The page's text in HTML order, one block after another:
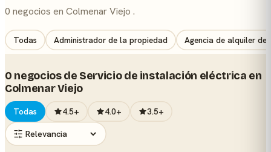
0 negocios en Colmenar Viejo .
Todas Administrador de la propiedad Agencia de alquiler de
0 negocios de Servicio de instalación eléctrica en
Colmenar Viejo
Todas 4.5+ 4.0+ 3.5+